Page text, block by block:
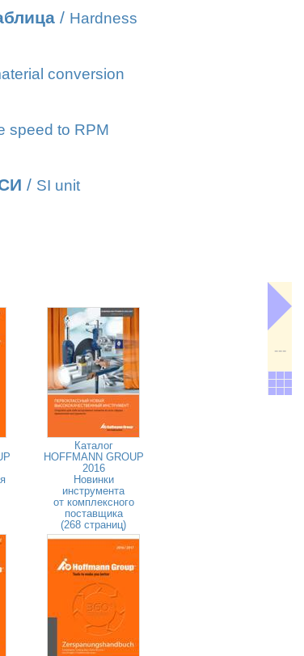
/ Hardness
conversion
speed to RPM
/ SI unit
Каталог
HOFFMANN GROUP
2016
Новинки
инструмента
от комплексного
поставщика
(268 страниц)
---